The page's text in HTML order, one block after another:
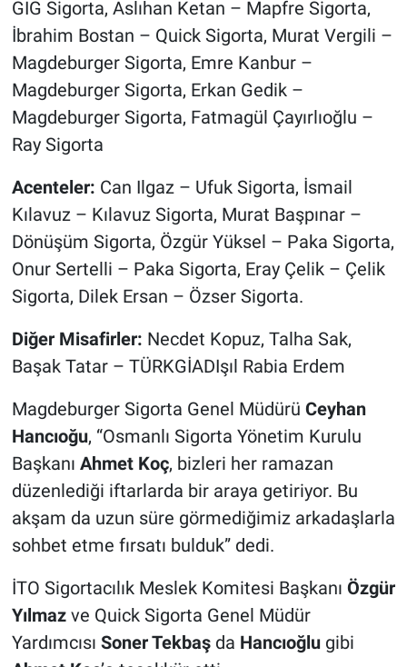
GIG Sigorta, Aslıhan Ketan – Mapfre Sigorta,
İbrahim Bostan – Quick Sigorta, Murat Vergili –
Magdeburger Sigorta, Emre Kanbur –
Magdeburger Sigorta, Erkan Gedik –
Magdeburger Sigorta, Fatmagül Çayırlıoğlu –
Ray Sigorta
Acenteler: Can Ilgaz – Ufuk Sigorta, İsmail
Kılavuz – Kılavuz Sigorta, Murat Başpınar –
Dönüşüm Sigorta, Özgür Yüksel – Paka Sigorta,
Onur Sertelli – Paka Sigorta, Eray Çelik – Çelik
Sigorta, Dilek Ersan – Özser Sigorta.
Diğer Misafirler: Necdet Kopuz, Talha Sak,
Başak Tatar – TÜRKGİADIşıl Rabia Erdem
Magdeburger Sigorta Genel Müdürü Ceyhan
Hancıoğu, “Osmanlı Sigorta Yönetim Kurulu
Başkanı Ahmet Koç, bizleri her ramazan
düzenlediği iftarlarda bir araya getiriyor. Bu
akşam da uzun süre görmediğimiz arkadaşlarla
sohbet etme fırsatı bulduk” dedi.
İTO Sigortacılık Meslek Komitesi Başkanı Özgür
Yılmazve Quick Sigorta Genel Müdür
Yardımcısı Soner Tekbaşda Hancıoğlugibi